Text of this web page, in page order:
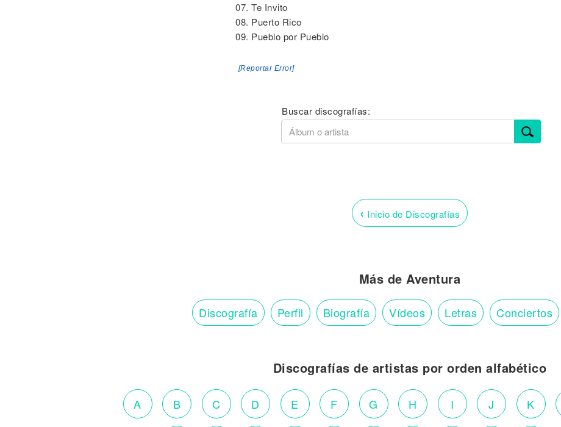
07. Te Invito
08. Puerto Rico
09. Pueblo por Pueblo
[Reportar Error]
Buscar discografías:
‹ Inicio de Discografías
Más de Aventura
Discografía Perfil Biografía Vídeos Letras Conciertos
Discografías de artistas por orden alfabético
A B C D E F G H I J K